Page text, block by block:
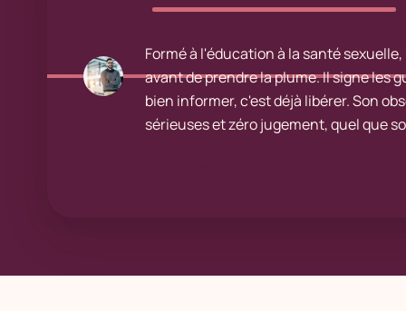
Formé à l'éducation à la santé
avant de prendre la plume. Il signe les
bien informer, c'est déjà libérer. Son
sérieuses et zéro jugement, quel que